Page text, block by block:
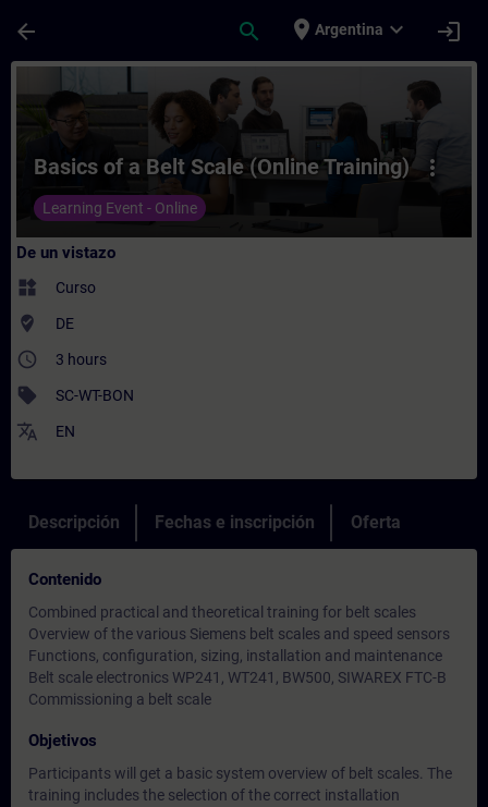
arrow_back search place Argentina expand_more login
Curso - Basics of a Belt Scale (Online
more_vert
Basics of a Belt Scale (Online Training)
Learning Event - Online
De un vistazo
widgets Curso
where_to_vote DE
access_time 3 hours
sell SC-WT-BON
translate EN
Descripción Fechas e inscripción Oferta
Contenido
Combined practical and theoretical training for belt scales
Overview of the various Siemens belt scales and speed sensors
Functions, configuration, sizing, installation and maintenance
Belt scale electronics WP241, WT241, BW500, SIWAREX FTC-B
Commissioning a belt scale
Objetivos
Participants will get a basic system overview of belt scales. The
training includes the selection of the correct installation